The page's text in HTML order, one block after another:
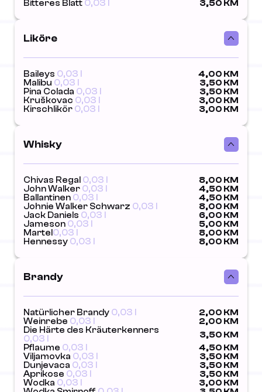
Bitteres Blatt 0,03 l 3,50 KM
Liköre
Baileys 0,03 l
4,00 KM
Malibu 0,03 l
3,50 KM
Pina Colada 0,03 l
3,50 KM
Kruškovac 0,03 l
3,00 KM
Kirschlikör 0,03 l 3,00 KM
Whisky
Chivas Regal 0,03 l
8,00 KM
John Walker 0,03 l
4,50 KM
Ballantinen 0,03 l
4,50 KM
Johnie Walker Schwarz 0,03 l
8,00 KM
Jack Daniels 0,03 l
6,00 KM
Jameson 0,03 l
5,00 KM
Martel 0,03 l
8,00 KM
Hennessy 0,03 l 8,00 KM
Brandy
Natürlicher Brandy 0,03 l
2,00 KM
Weinrebe 0,03 l
2,00 KM
Die Härte des Kräuterkenners
0,03 l
3,50 KM
Pflaume 0,03 l
4,50 KM
Viljamovka 0,03 l
3,50 KM
Dunjevaca 0,03 l
3,50 KM
Aprikose 0,03 l
3,50 KM
Wodka 0,03 l
3,00 KM